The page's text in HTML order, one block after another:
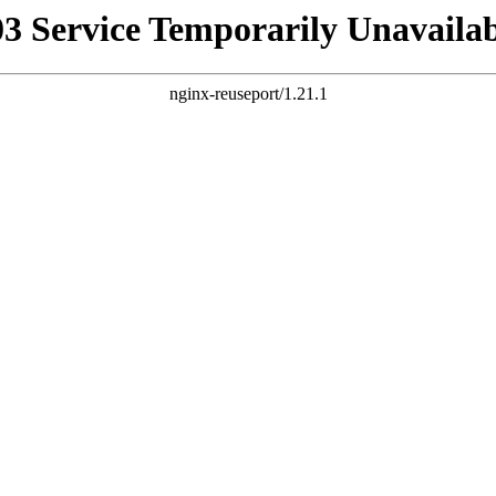
Service Temporarily
nginx-reuseport/1.21.1